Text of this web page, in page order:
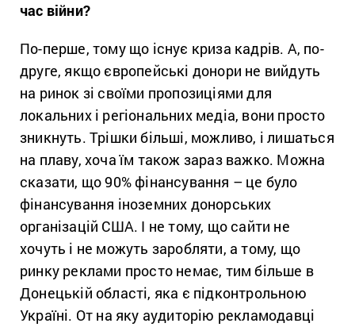
час війни?
По-перше, тому що існує криза кадрів. А, по-
друге, якщо європейські донори не вийдуть
на ринок зі своїми пропозиціями для
локальних і регіональних медіа, вони просто
зникнуть. Трішки більші, можливо, і лишаться
на плаву, хоча їм також зараз важко. Можна
сказати, що 90% фінансування – це було
фінансування іноземних донорських
організацій США. І не тому, що сайти не
хочуть і не можуть заробляти, а тому, що
ринку реклами просто немає, тим більше в
Донецькій області, яка є підконтрольною
Україні. От на яку аудиторію рекламодавці